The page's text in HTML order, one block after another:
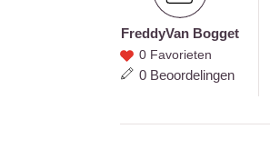
Freddy
Van
Bogget
FreddyVan Bogget
0 Favorieten
0 Beoordelingen